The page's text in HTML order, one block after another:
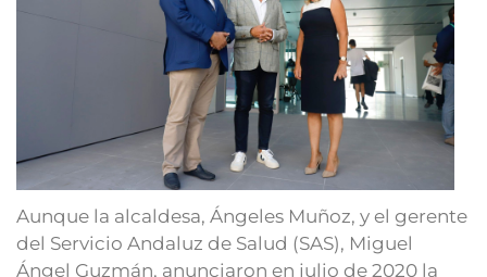
Aunque la alcaldesa, Ángeles Muñoz, y el gerente
del Servicio Andaluz de Salud (SAS), Miguel
Ángel Guzmán, anunciaron en julio de 2020 la